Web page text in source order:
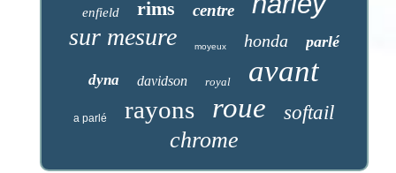
enfield rims centre
sur mesure moyeux honda parlé
dyna davidson royal avant
a parlé rayons roue softail
chrome